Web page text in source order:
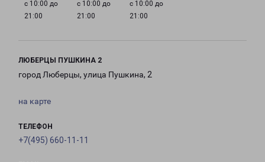
с 10:00 до
21:00
с 10:00 до
21:00
с 10:00 до
21:00
ЛЮБЕРЦЫ ПУШКИНА 2
город Люберцы, улица Пушкина, 2
на карте
ТЕЛЕФОН
+7(495) 660-11-11